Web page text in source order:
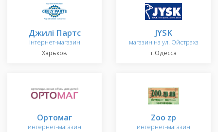
Джилі Партс
інтернет-магазин
Харьков
JYSK
магазин на ул. Ойстраха
г.Одесса
Ортомаг
интернет-магазин
Zoo zp
интернет-магазин